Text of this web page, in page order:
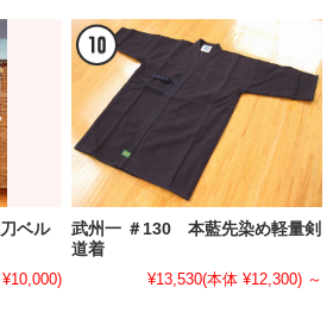
ベル
武州一 ＃130 本藍先染め軽量剣
道着
¥13,530(本体 ¥12,300) ～